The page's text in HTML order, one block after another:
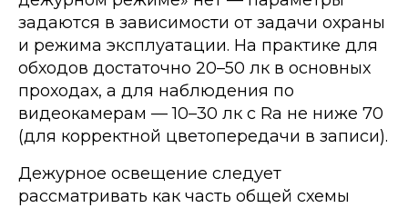
задаются в зависимости от задачи охраны
и режима эксплуатации. На практике для
обходов достаточно 20–50 лк в основных
проходах, а для наблюдения по
видеокамерам — 10–30 лк с Ra не ниже 70
(для корректной цветопередачи в записи).
Дежурное освещение следует
рассматривать как часть общей схемы